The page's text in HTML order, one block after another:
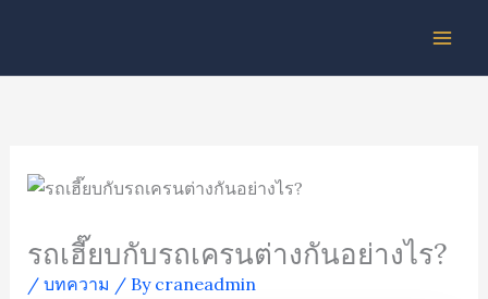
content
รถเฮี๊ยบกับรถเครนต่างกันอย่างไร?
/ บทความ / By craneadmin